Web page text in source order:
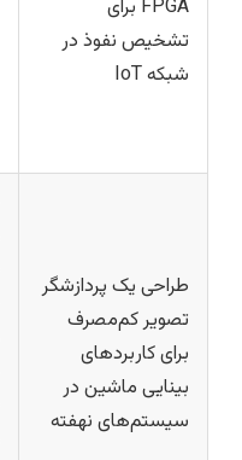
FPGA برای
تشخیص نفوذ در
شبکه IoT
طراحی یک پردازشگر
تصویر کم‌مصرف
برای کاربردهای
بینایی ماشین در
سیستم‌های نهفته